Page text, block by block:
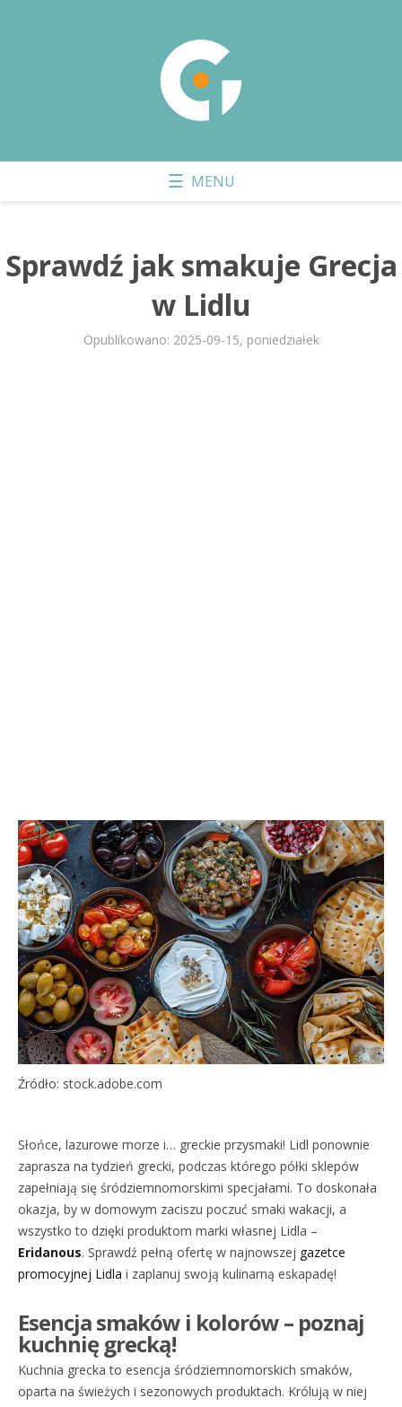
Sprawdź jak smakuje Grecja
w Lidlu
Opublikowano: 2025-09-15, poniedziałek
Źródło: stock.adobe.com
Słońce, lazurowe morze i… greckie przysmaki! Lidl ponownie
zaprasza na tydzień grecki, podczas którego półki sklepów
zapełniają się śródziemnomorskimi specjałami. To doskonała
okazja, by w domowym zaciszu poczuć smaki wakacji, a
wszystko to dzięki produktom marki własnej Lidla –
Eridanous. Sprawdź pełną ofertę w najnowszej gazetce
promocyjnej Lidla i zaplanuj swoją kulinarną eskapadę!
Esencja smaków i kolorów – poznaj
kuchnię grecką!
Kuchnia grecka to esencja śródziemnomorskich smaków,
oparta na świeżych i sezonowych produktach. Królują w niej